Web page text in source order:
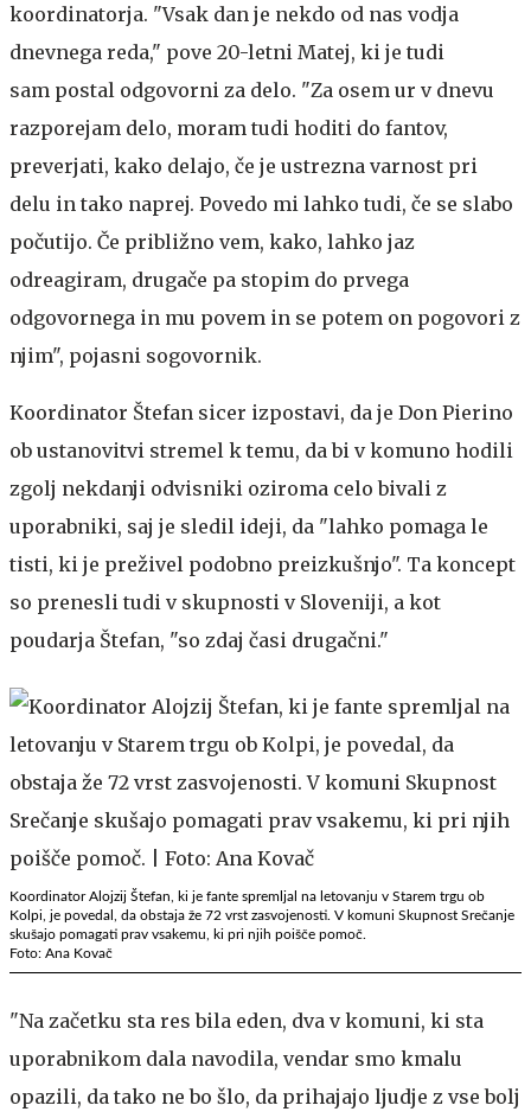
koordinatorja. "Vsak dan je nekdo od nas vodja
dnevnega reda," pove 20-letni Matej, ki je tudi
sam postal odgovorni za delo. "Za osem ur v dnevu
razporejam delo, moram tudi hoditi do fantov,
preverjati, kako delajo, če je ustrezna varnost pri
delu in tako naprej. Povedo mi lahko tudi, če se slabo
počutijo. Če približno vem, kako, lahko jaz
odreagiram, drugače pa stopim do prvega
odgovornega in mu povem in se potem on pogovori z
njim", pojasni sogovornik.
Koordinator Štefan sicer izpostavi, da je Don Pierino
ob ustanovitvi stremel k temu, da bi v komuno hodili
zgolj nekdanji odvisniki oziroma celo bivali z
uporabniki, saj je sledil ideji, da "lahko pomaga le
tisti, ki je preživel podobno preizkušnjo". Ta koncept
so prenesli tudi v skupnosti v Sloveniji, a kot
poudarja Štefan, "so zdaj časi drugačni."
Koordinator Alojzij Štefan, ki je fante spremljal na letovanju v Starem trgu ob
Kolpi, je povedal, da obstaja že 72 vrst zasvojenosti. V komuni Skupnost Srečanje
skušajo pomagati prav vsakemu, ki pri njih poišče pomoč.
Foto: Ana Kovač
"Na začetku sta res bila eden, dva v komuni, ki sta
uporabnikom dala navodila, vendar smo kmalu
opazili, da tako ne bo šlo, da prihajajo ljudje z vse bolj